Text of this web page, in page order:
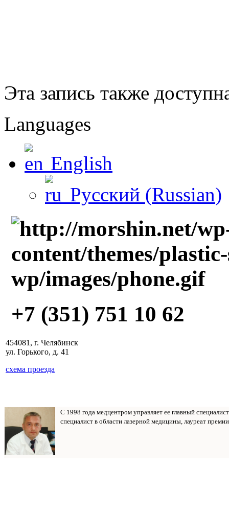
Эта запись также
Languages
English
Русский (Russian)
+7 (351) 751 10 62
454081, г. Челябинск
ул. Горького, д. 41
схема проезда
С 1998 года медцентром управляет ее главный
специалист в области лазерной медицины, лауреат